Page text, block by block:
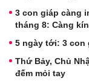
3 con giáp càng
tháng 8: Càng
5 ngày tới: 3 con
Thứ Bảy, Chủ
đếm mỏi tay